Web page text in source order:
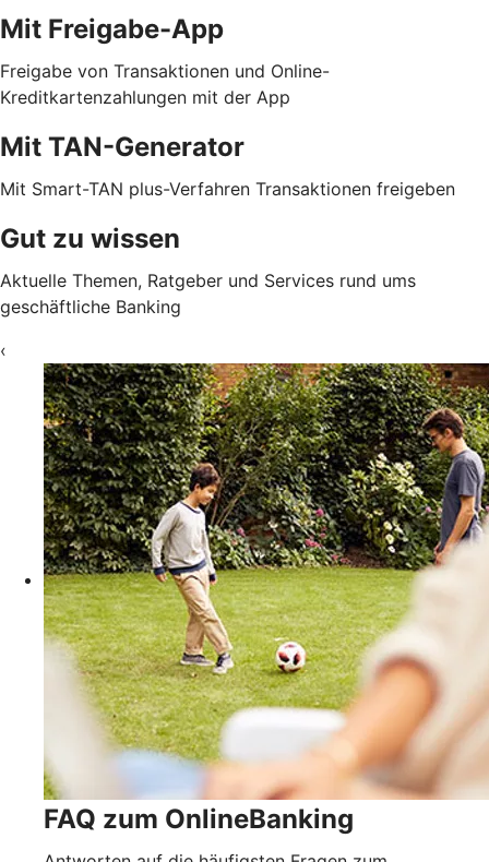
Mit Freigabe-App
Freigabe von Transaktionen und Online-
Kreditkartenzahlungen mit der App
Mit TAN-Generator
Mit Smart-TAN plus-Verfahren Transaktionen freigeben
Gut zu wissen
Aktuelle Themen, Ratgeber und Services rund ums
geschäftliche Banking
‹
FAQ zum OnlineBanking